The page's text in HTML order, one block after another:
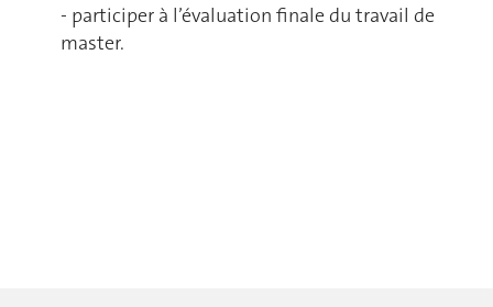
- participer à l’évaluation finale du travail de
master.